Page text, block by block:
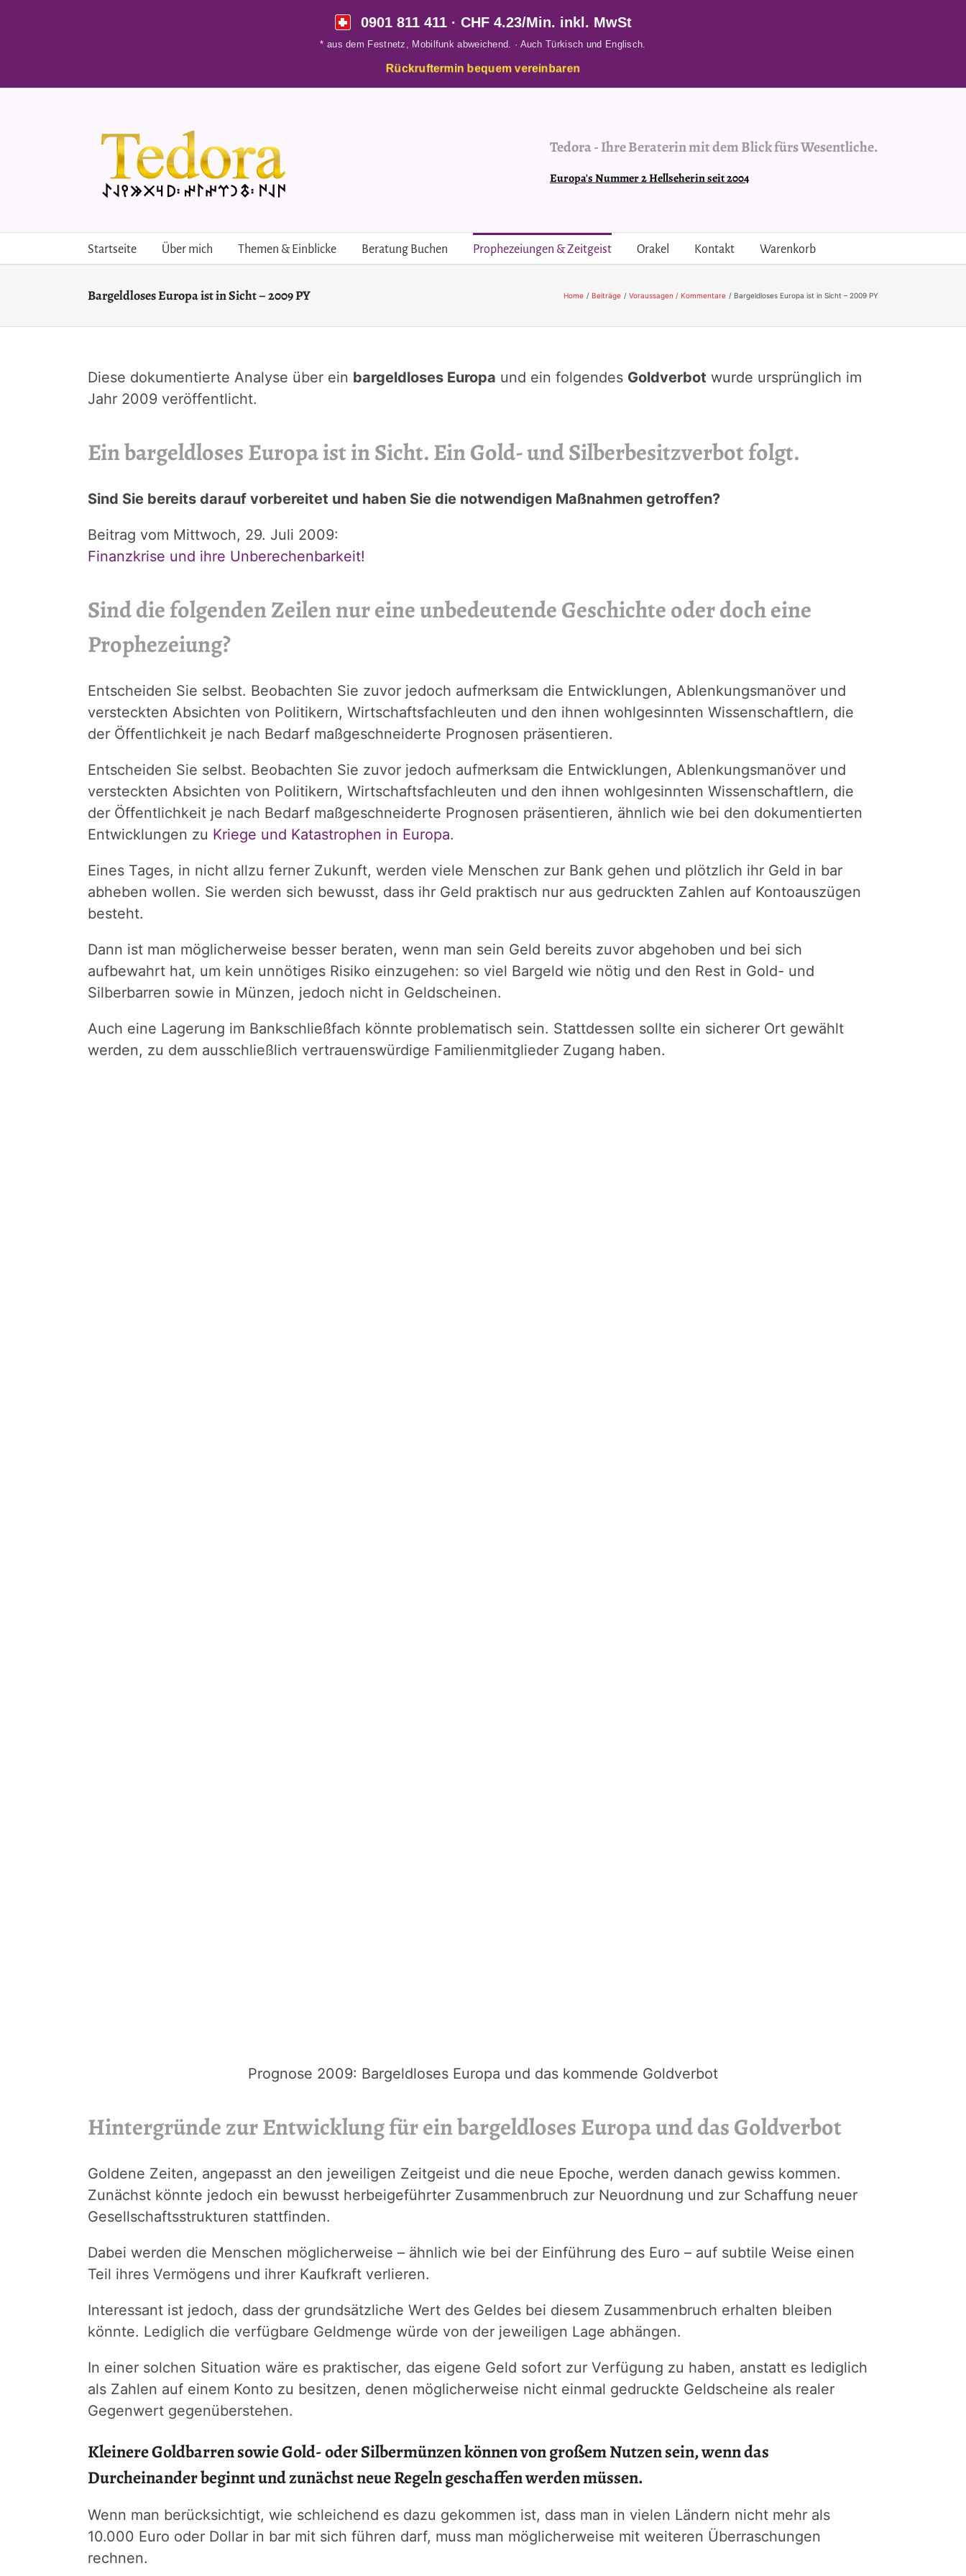
0901 811 411· CHF 4.23/Min. inkl. MwSt
* aus dem Festnetz, Mobilfunk abweichend. · Auch Türkisch und Englisch.
Rückruftermin bequem vereinbaren
Tedora-Ihre Beraterin mit dem Blick fürs Wesentliche.
Europa's Nummer 2 Hellseherin seit 2004
Startseite Über mich Themen & Einblicke Beratung Buchen Prophezeiungen & Zeitgeist Orakel Kontakt Warenkorb
Bargeldloses Europa ist in Sicht – 2009 PY Home Beiträge Voraussagen / Kommentare Bargeldloses Europa ist in Sicht – 2009 PY
Diese dokumentierte Analyse über ein bargeldloses Europa und ein folgendes Goldverbot wurde ursprünglich im
Jahr 2009 veröffentlicht.
Ein bargeldloses Europa ist in Sicht. Ein Gold- und Silberbesitzverbot folgt.
Sind Sie bereits darauf vorbereitet und haben Sie die notwendigen Maßnahmen getroffen?
Beitrag vom Mittwoch, 29. Juli 2009:
Finanzkrise und ihre Unberechenbarkeit!
Sind die folgenden Zeilen nur eine unbedeutende Geschichte oder doch eine
Prophezeiung?
Entscheiden Sie selbst. Beobachten Sie zuvor jedoch aufmerksam die Entwicklungen, Ablenkungsmanöver und
versteckten Absichten von Politikern, Wirtschaftsfachleuten und den ihnen wohlgesinnten Wissenschaftlern, die
der Öffentlichkeit je nach Bedarf maßgeschneiderte Prognosen präsentieren.
Entscheiden Sie selbst. Beobachten Sie zuvor jedoch aufmerksam die Entwicklungen, Ablenkungsmanöver und
versteckten Absichten von Politikern, Wirtschaftsfachleuten und den ihnen wohlgesinnten Wissenschaftlern, die
der Öffentlichkeit je nach Bedarf maßgeschneiderte Prognosen präsentieren, ähnlich wie bei den dokumentierten
Entwicklungen zu Kriege und Katastrophen in Europa.
Eines Tages, in nicht allzu ferner Zukunft, werden viele Menschen zur Bank gehen und plötzlich ihr Geld in bar
abheben wollen. Sie werden sich bewusst, dass ihr Geld praktisch nur aus gedruckten Zahlen auf Kontoauszügen
besteht.
Dann ist man möglicherweise besser beraten, wenn man sein Geld bereits zuvor abgehoben und bei sich
aufbewahrt hat, um kein unnötiges Risiko einzugehen: so viel Bargeld wie nötig und den Rest in Gold- und
Silberbarren sowie in Münzen, jedoch nicht in Geldscheinen.
Auch eine Lagerung im Bankschließfach könnte problematisch sein. Stattdessen sollte ein sicherer Ort gewählt
werden, zu dem ausschließlich vertrauenswürdige Familienmitglieder Zugang haben.
Prognose 2009: Bargeldloses Europa und das kommende Goldverbot
Hintergründe zur Entwicklung für ein bargeldloses Europa und das Goldverbot
Goldene Zeiten, angepasst an den jeweiligen Zeitgeist und die neue Epoche, werden danach gewiss kommen.
Zunächst könnte jedoch ein bewusst herbeigeführter Zusammenbruch zur Neuordnung und zur Schaffung neuer
Gesellschaftsstrukturen stattfinden.
Dabei werden die Menschen möglicherweise – ähnlich wie bei der Einführung des Euro – auf subtile Weise einen
Teil ihres Vermögens und ihrer Kaufkraft verlieren.
Interessant ist jedoch, dass der grundsätzliche Wert des Geldes bei diesem Zusammenbruch erhalten bleiben
könnte. Lediglich die verfügbare Geldmenge würde von der jeweiligen Lage abhängen.
In einer solchen Situation wäre es praktischer, das eigene Geld sofort zur Verfügung zu haben, anstatt es lediglich
als Zahlen auf einem Konto zu besitzen, denen möglicherweise nicht einmal gedruckte Geldscheine als realer
Gegenwert gegenüberstehen.
Kleinere Goldbarren sowie Gold- oder Silbermünzen können von großem Nutzen sein, wenn das
Durcheinander beginnt und zunächst neue Regeln geschaffen werden müssen.
Wenn man berücksichtigt, wie schleichend es dazu gekommen ist, dass man in vielen Ländern nicht mehr als
10.000 Euro oder Dollar in bar mit sich führen darf, muss man möglicherweise mit weiteren Überraschungen
rechnen.